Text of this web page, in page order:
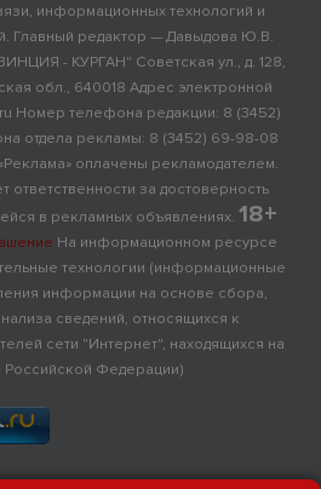
информационных технологий и
Главный редактор — Давыдова Ю.В.
- КУРГАН" Советская ул., д. 128,
обл., 640018 Адрес электронной
Номер телефона редакции: 8 (3452)
отдела рекламы: 8 (3452) 69-98-08
оплачены рекламодателем.
ответственности за достоверность
в рекламных объявлениях. 18+
На информационном ресурсе
технологии (информационные
информации на основе сбора,
сведений, относящихся к
сети "Интернет", находящихся на
Российской Федерации)